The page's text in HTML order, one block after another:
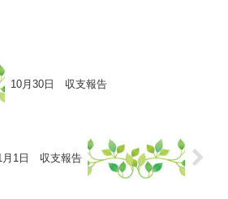
10月30日 収支報告
月1日 収支報告